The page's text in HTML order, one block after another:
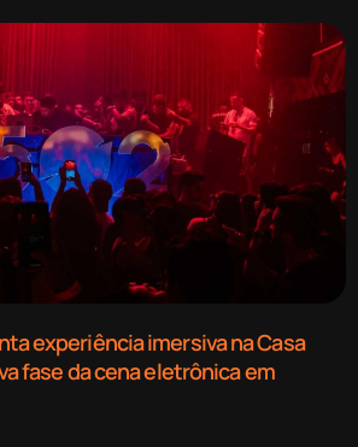
experiência imersiva na Casa
fase da cena eletrônica em